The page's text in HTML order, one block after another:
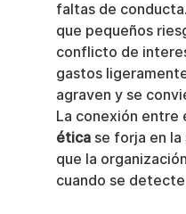
faltas de
que pequeños
conflicto de
gastos
agraven y se
La conexión entre
ética se forja en la
que la
cuando se